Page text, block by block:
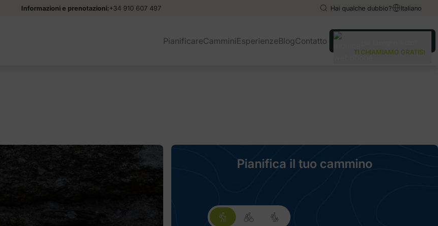
Informazioni e prenotazioni:+34 910 607 497 Hai qualche dubbio? Italiano
English
English
PianificareCamminiEsperienzeBlogContatto
TI CHIAMIAMO GRATIS!
Pianifica il tuo cammino